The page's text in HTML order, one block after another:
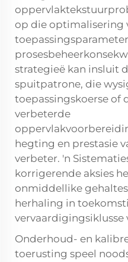
op die optimalisering
strategieë kan insluit
spuitpatrone, die
toepassingskoerse of
verbeterde
hegting en prestasie
verbeter. 'n
korrigerende aksies
onmiddellike
herhaling in
Onderhoud- en
toerusting speel